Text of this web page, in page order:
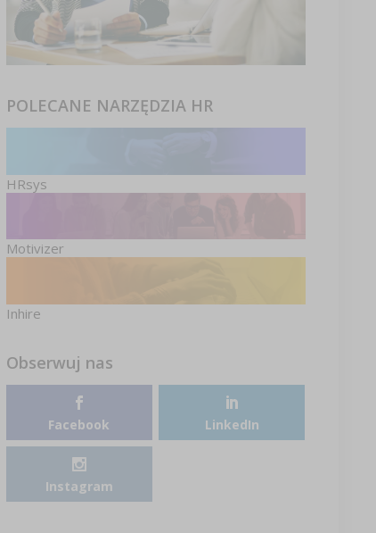
POLECANE NARZĘDZIA HR
HRsys
Motivizer
Inhire
Obserwuj nas
Facebook LinkedIn
Instagram